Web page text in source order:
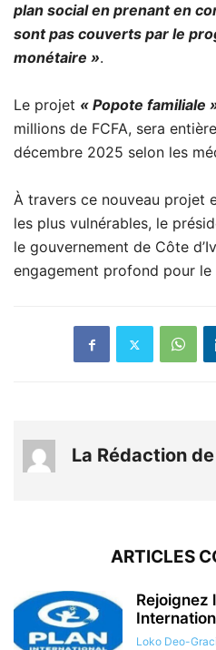
plan social en prenant en
sont pas couverts par le
monétaire ».
Le projet « Popote familiale
millions de FCFA, sera
décembre 2025 selon les
À travers ce nouveau projet
les plus vulnérables, le
le gouvernement de Côte
engagement profond pour
La Rédaction
ARTICLES
Rejoignez
Loko Deo-